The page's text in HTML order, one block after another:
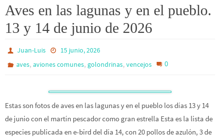
Aves en las lagunas y en el pueblo.
13 y 14 de junio de 2026
Juan-Luis
15 junio, 2026
aves,aviones comunes, golondrinas,vencejos 0
Estas son fotos de aves en las lagunas y en el pueblo los días 13 y 14
de junio con el martín pescador como gran estrella Esta es la lista de
especies publicada en e-bird del día 14, con 20 pollos de azulón, 3 de